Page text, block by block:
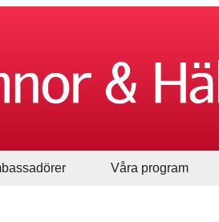
Våra program